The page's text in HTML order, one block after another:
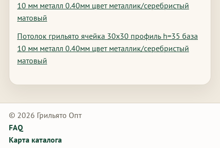
10 мм металл 0.40мм цвет металлик/серебристый
матовый
Потолок грильято ячейка 30х30 профиль h=35 база
10 мм металл 0.40мм цвет металлик/серебристый
матовый
© 2026 Грильято Опт
FAQ
Карта каталога